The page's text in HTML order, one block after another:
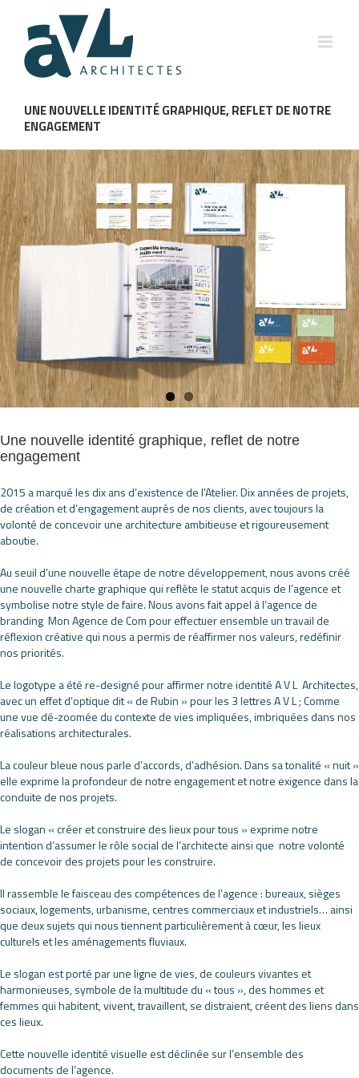
UNE NOUVELLE IDENTITÉ GRAPHIQUE, REFLET DE NOTRE
ENGAGEMENT
Une nouvelle identité graphique, reflet de notre
engagement
2015 a marqué les dix ans d’existence de l’Atelier. Dix années de projets,
de création et d’engagement auprès de nos clients, avec toujours la
volonté de concevoir une architecture ambitieuse et rigoureusement
aboutie.
Au seuil d’une nouvelle étape de notre développement, nous avons créé
une nouvelle charte graphique qui reflète le statut acquis de l’agence et
symbolise notre style de faire. Nous avons fait appel à l’agence de
branding Mon Agence de Com pour effectuer ensemble un travail de
réflexion créative qui nous a permis de réaffirmer nos valeurs, redéfinir
nos priorités.
Le logotype a été re-designé pour affirmer notre identité A V L Architectes,
avec un effet d’optique dit « de Rubin » pour les 3 lettres A V L ; Comme
une vue dé-zoomée du contexte de vies impliquées, imbriquées dans nos
réalisations architecturales.
La couleur bleue nous parle d’accords, d’adhésion. Dans sa tonalité « nuit »
elle exprime la profondeur de notre engagement et notre exigence dans la
conduite de nos projets.
Le slogan « créer et construire des lieux pour tous » exprime notre
intention d’assumer le rôle social de l’architecte ainsi que notre volonté
de concevoir des projets pour les construire.
Il rassemble le faisceau des compétences de l’agence : bureaux, sièges
sociaux, logements, urbanisme, centres commerciaux et industriels… ainsi
que deux sujets qui nous tiennent particulièrement à cœur, les lieux
culturels et les aménagements fluviaux.
Le slogan est porté par une ligne de vies, de couleurs vivantes et
harmonieuses, symbole de la multitude du « tous », des hommes et
femmes qui habitent, vivent, travaillent, se distraient, créent des liens dans
ces lieux.
Cette nouvelle identité visuelle est déclinée sur l’ensemble des
documents de l’agence.